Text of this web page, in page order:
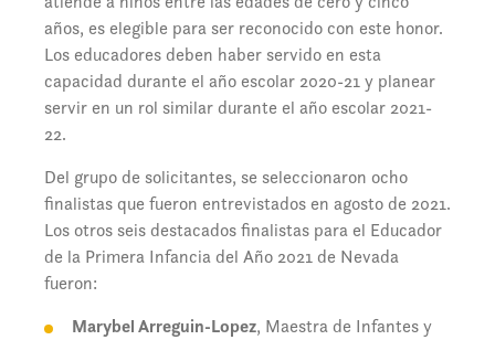
años, es elegible para ser reconocido con este honor.
Los educadores deben haber servido en esta
capacidad durante el año escolar 2020-21 y planear
servir en un rol similar durante el año escolar 2021-
22.
Del grupo de solicitantes, se seleccionaron ocho
finalistas que fueron entrevistados en agosto de 2021.
Los otros seis destacados finalistas para el Educador
de la Primera Infancia del Año 2021 de Nevada
fueron:
Marybel Arreguin-Lopez, Maestra de Infantes y